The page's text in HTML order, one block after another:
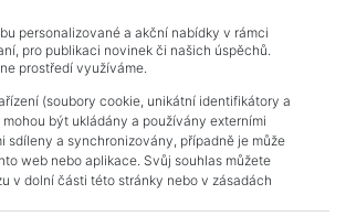
NAVIGACE
Terms and conditions
of personal data
Real estate's
Contact
Cookie processing
personalizované a akční nabídky v rámci
pro publikaci novinek či našich úspěchů.
prostředí využíváme.
(soubory cookie, unikátní identifikátory a
být ukládány a používány externími
sdíleny a synchronizovány, případně je může
web nebo aplikace. Svůj souhlas můžete
v dolní části této stránky nebo v zásadách